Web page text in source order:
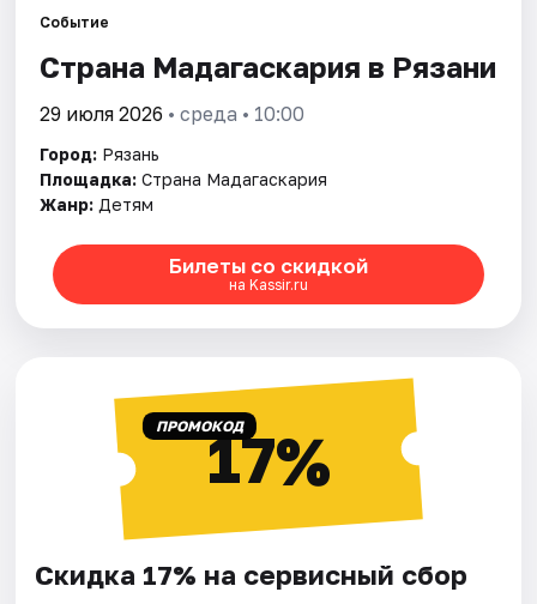
Площадки
Артисты
Рейтинги
Событие
Страна Мадагаскария в Рязани
29 июля 2026 • среда • 10:00
Город: Рязань
Площадка: Страна Мадагаскария
Жанр: Детям
Билеты со скидкой
на Kassir.ru
ПРОМОКОД17%
Скидка 17% на сервисный сбор